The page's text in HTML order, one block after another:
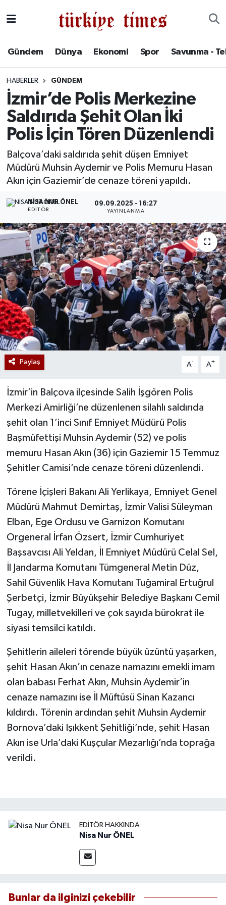
Gündem Dünya Ekonomi Spor Savunma -
HABERLER GÜNDEM
İzmir’de Polis Merkezine
Saldırıda Şehit Olan İki
Polis İçin Tören Düzenlendi
Balçova’daki saldırıda şehit düşen Emniyet
Müdürü Muhsin Aydemir ve Polis Memuru Hasan
Akın için Gaziemir’de cenaze töreni yapıldı.
NISA NUR ÖNEL
EDITÖR
09.09.2025 - 16:27
YAYINLANMA
Paylaş A- A+
İzmir’in Balçova ilçesinde Salih İşgören Polis
Merkezi Amirliği’ne düzenlenen silahlı saldırıda
şehit olan 1’inci Sınıf Emniyet Müdürü Polis
Başmüfettişi Muhsin Aydemir (52) ve polis
memuru Hasan Akın (36) için Gaziemir 15 Temmuz
Şehitler Camisi’nde cenaze töreni düzenlendi.
Törene İçişleri Bakanı Ali Yerlikaya, Emniyet Genel
Müdürü Mahmut Demirtaş, İzmir Valisi Süleyman
Elban, Ege Ordusu ve Garnizon Komutanı
Orgeneral İrfan Özsert, İzmir Cumhuriyet
Başsavcısı Ali Yeldan, İl Emniyet Müdürü Celal Sel,
İl Jandarma Komutanı Tümgeneral Metin Düz,
Sahil Güvenlik Hava Komutanı Tuğamiral Ertuğrul
Şerbetçi, İzmir Büyükşehir Belediye Başkanı Cemil
Tugay, milletvekilleri ve çok sayıda bürokrat ile
siyasi temsilci katıldı.
Şehitlerin aileleri törende büyük üzüntü yaşarken,
şehit Hasan Akın’ın cenaze namazını emekli imam
olan babası Ferhat Akın, Muhsin Aydemir’in
cenaze namazını ise İl Müftüsü Sinan Kazancı
kıldırdı. Törenin ardından şehit Muhsin Aydemir
Bornova’daki Işıkkent Şehitliği’nde, şehit Hasan
Akın ise Urla’daki Kuşçular Mezarlığı’nda toprağa
verildi.
EDITÖR HAKKINDA
Nisa Nur ÖNEL
Bunlar da ilginizi çekebilir
Ekonomi
Spor
Savunma - Teknoloji
Kültür - Sanat
Süper Lig Puan Durumu ve Fikstür
Tüm Manşetler
Son Dakika Haberleri
Haber Arşivi